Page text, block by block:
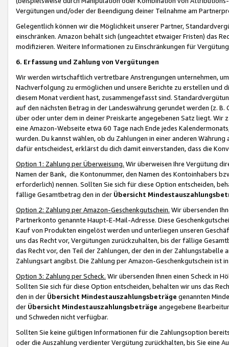
Vergütungen und/oder der Beendigung deiner Teilnahme am
Gelegentlich können wir die Möglichkeit unserer Partner,
einschränken. Amazon behält sich (ungeachtet etwaiger Fristen) das
modifizieren. Weitere Informationen zu Einschränkungen für
6. Erfassung und Zahlung von Vergütungen
Wir werden wirtschaftlich vertretbare Anstrengungen unternehmen,
Nachverfolgung zu ermöglichen und unsere Berichte zu erstellen und
diesem Monat verdient hast, zusammengefasst sind.
auf den nächsten Betrag in der Landeswährung gerundet werden (z.
über oder unter dem in deiner Preiskarte angegebenen Satz liegt.
eine Amazon-Webseite etwa 60 Tage nach Ende jedes
wurden. Du kannst wählen, ob du Zahlungen in einer anderen
dafür entscheidest, erklärst du dich damit einverstanden, dass die
Option 1: Zahlung per Überweisung. Wir überweisen Ihre Vergütung
Namen der Bank, die Kontonummer, den Namen des Kontoinhabers
erforderlich) nennen. Sollten Sie sich für diese Option entscheiden,
fällige Gesamtbetrag den in der Übersicht
Option 2: Zahlung per Amazon-Geschenkgutschein. Wir übersenden
Partnerkonto genannte Haupt-E-Mail-Adresse. Diese
Kauf von Produkten eingelöst werden und unterliegen unseren
uns das Recht vor, Vergütungen zurückzuhalten, bis der fällige
das Recht vor, den Teil der Zahlungen, der den in der
Zahlungsart angibst. Die Zahlung per Amazon-Geschenkgutschein ist
Option 3: Zahlung per Scheck. Wir übersenden Ihnen einen Scheck in
Sollten Sie sich für diese Option entscheiden, behalten wir uns das
den in der Übersicht Mindestauszahlungsbeträge genannten
der Übersicht Mindestauszahlungsbeträge angegebene
und Schweden nicht verfügbar.
Sollten Sie keine gültigen Informationen für die Zahlungsoption
oder die Auszahlung verdienter Vergütung zurückhalten, bis Sie